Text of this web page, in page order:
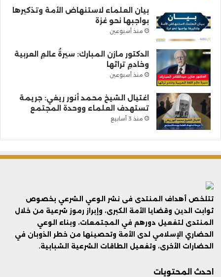
بيان العلماء لاستنهاض الأمة وتذكيرها
بواجبها نحو غزة
منذ أسبوعين
الدكتور مازن المبارك: سيرةُ عالمِ العربية
وخادمِ تراثها
منذ أسبوعين
اغتيال الشيخ محمد أنور ريغي: جريمة
تستهدف العلماء ووحدة المجتمع
منذ 3 أسابيع
تتلخص أهداف المنتدى فى نشر الوعي الشرعي بخصوص
ثوابت الدين وقضايا الأمة الكبرى، وإبراز رموز شرعية من خلال
المنتدى لتفعيل دورهم في المجتمعات، وبناء الوعي
الحضاري الإسلامي لدى الأمة وتحصينها من خطر الذوبان في
الحضارات الأخرى، وتفعيل الطاقات الشرعية الشبابية.
احدث المحتويات